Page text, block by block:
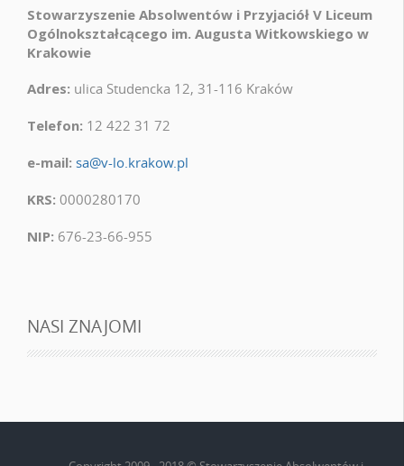
Stowarzyszenie Absolwentów i Przyjaciół V Liceum
Ogólnokształcącego im. Augusta Witkowskiego w
Krakowie
Adres: ulica Studencka 12, 31-116 Kraków
Telefon: 12 422 31 72
e-mail: sa@v-lo.krakow.pl
KRS: 0000280170
NIP: 676-23-66-955
NASI ZNAJOMI